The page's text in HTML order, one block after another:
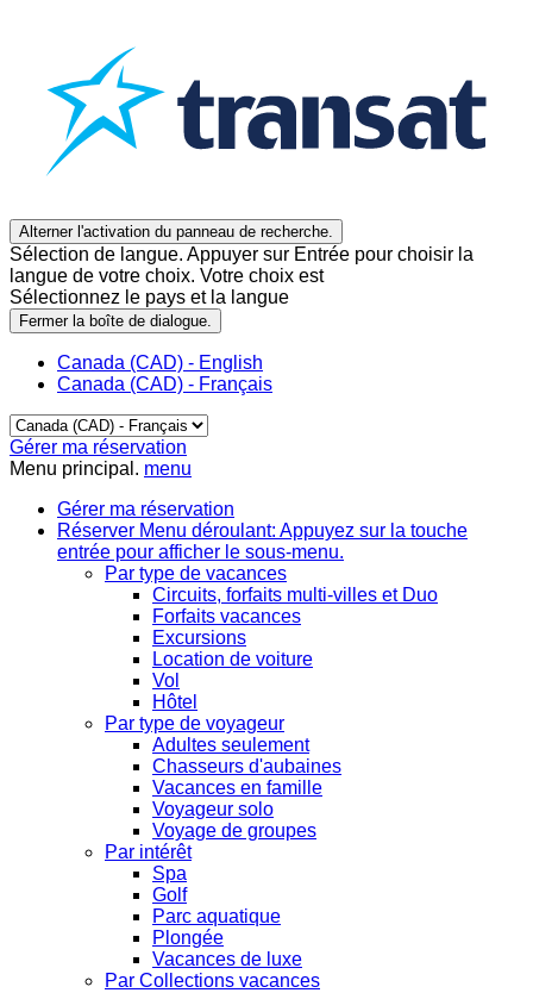
Alterner l'activation du panneau de recherche.
Sélection de langue. Appuyer sur Entrée pour choisir la
langue de votre choix. Votre choix est
Sélectionnez le pays et la langue
Fermer la boîte de dialogue.
Canada (CAD) - English
Canada (CAD) - Français
Gérer ma réservation
Menu principal. menu
Gérer ma réservation
Réserver Menu déroulant: Appuyez sur la touche
entrée pour afficher le sous-menu.
Par type de vacances
Circuits, forfaits multi-villes et Duo
Forfaits vacances
Excursions
Location de voiture
Vol
Hôtel
Par type de voyageur
Adultes seulement
Chasseurs d'aubaines
Vacances en famille
Voyageur solo
Voyage de groupes
Par intérêt
Spa
Golf
Parc aquatique
Plongée
Vacances de luxe
Par Collections vacances